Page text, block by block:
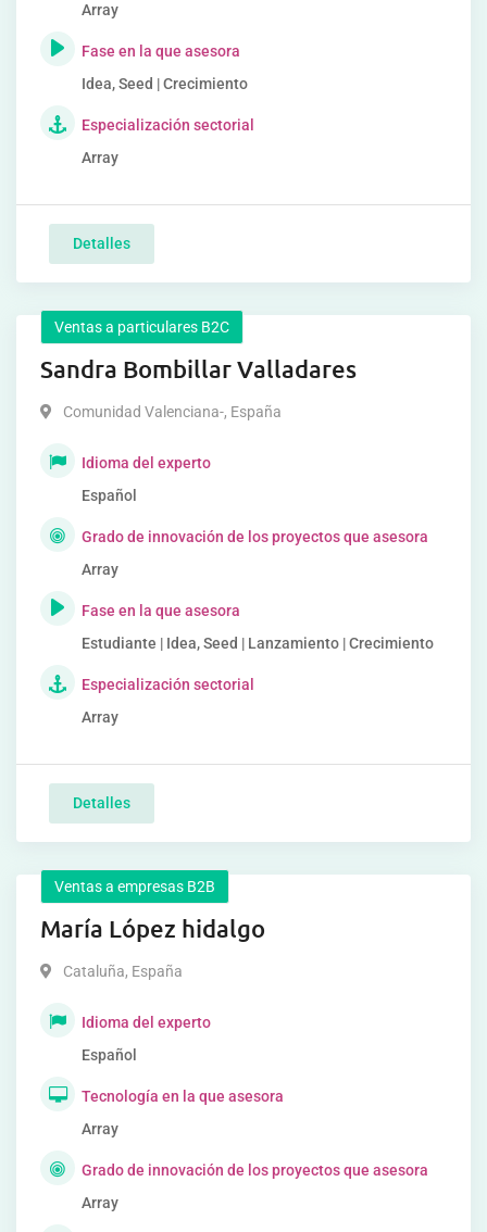
Array
Fase en la que asesora
Idea, Seed | Crecimiento
Especialización sectorial
Array
Detalles
Ventas a particulares B2C
Sandra Bombillar Valladares
Comunidad Valenciana-, España
Idioma del experto
Español
Grado de innovación de los proyectos que asesora
Array
Fase en la que asesora
Estudiante | Idea, Seed | Lanzamiento | Crecimiento
Especialización sectorial
Array
Detalles
Ventas a empresas B2B
María López hidalgo
Cataluña, España
Idioma del experto
Español
Tecnología en la que asesora
Array
Grado de innovación de los proyectos que asesora
Array